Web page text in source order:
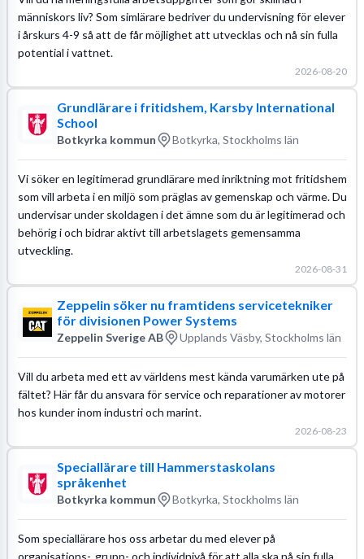
människors liv? Som simlärare bedriver du undervisning för elever
i årskurs 4-9 så att de får möjlighet att utvecklas och nå sin fulla
potential i vattnet.
2026-08-20
Grundlärare i fritidshem, Karsby International
School
Botkyrka kommun Botkyrka, Stockholms län
Vi söker en legitimerad grundlärare med inriktning mot fritidshem
som vill arbeta i en miljö som präglas av gemenskap och värme. Du
undervisar under skoldagen i det ämne som du är legitimerad och
behörig i och bidrar aktivt till arbetslagets gemensamma
utveckling.
2026-08-31
Zeppelin söker nu framtidens servicetekniker
för divisionen Power Systems
Zeppelin Sverige AB Upplands Väsby, Stockholms län
Vill du arbeta med ett av världens mest kända varumärken ute på
fältet? Här får du ansvara för service och reparationer av motorer
hos kunder inom industri och marint.
2026-08-23
Speciallärare till Hammerstaskolans
språkenhet
Botkyrka kommun Botkyrka, Stockholms län
Som speciallärare hos oss arbetar du med elever på
organisations-, grupp- och individnivå för att alla ska nå sin fulla